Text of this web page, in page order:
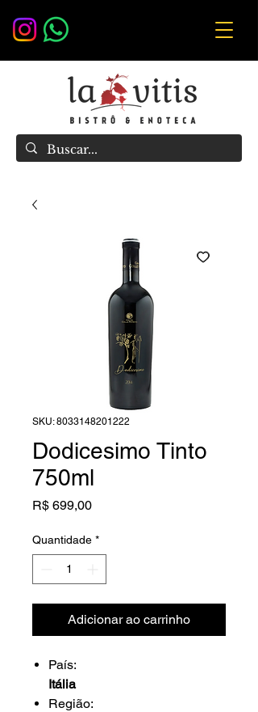
SKU: 8033148201222
Dodicesimo Tinto
750ml
R$ 699,00Preço
Quantidade *
Adicionar ao carrinho
País:
Itália
Região: